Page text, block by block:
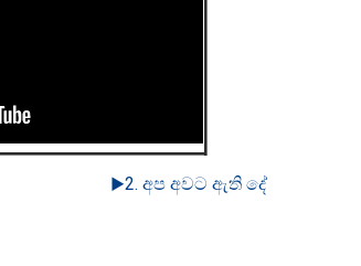
▶︎2. අප අවට ඇති දේ